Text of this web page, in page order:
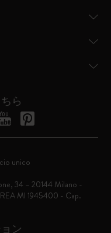
ら
ン
unico
34 – 20144 Milano -
MI 1945400 - Cap.